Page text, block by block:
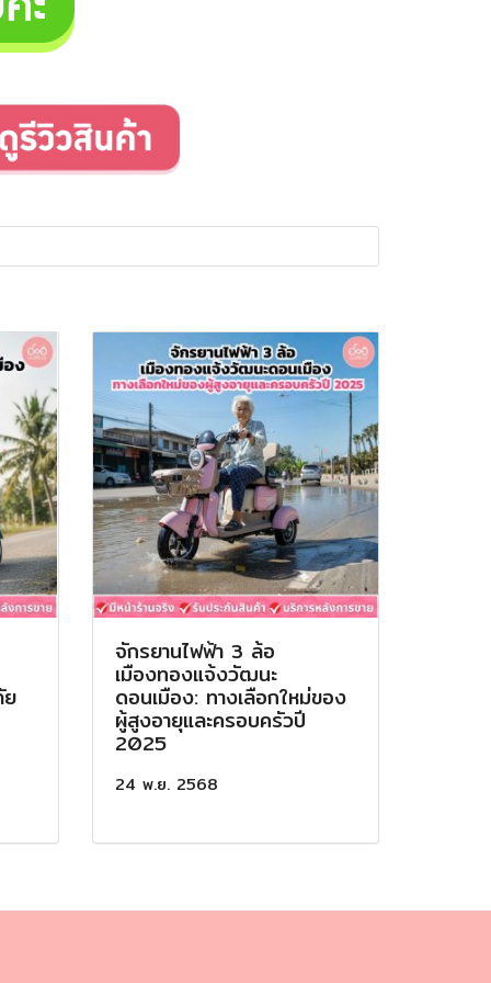
จักรยานไฟฟ้า 3 ล้อ
เมืองทองแจ้งวัฒนะ
ดอนเมือง: ทางเลือกใหม่ของ
ผู้สูงอายุและครอบครัวปี
2025
24 พ.ย. 2568